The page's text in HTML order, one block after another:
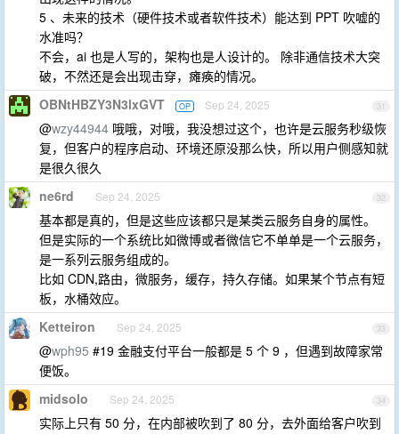
5 、未来的技术（硬件技术或者软件技术）能达到 PPT 吹嘘的
水准吗？
不会，ai 也是人写的，架构也是人设计的。 除非通信技术大突
破，不然还是会出现击穿，瘫痪的情况。
31
OBNtHBZY3N3lxGVT OP Sep 24, 2025
@wzy44944 哦哦，对哦，我没想过这个，也许是云服务秒级恢
复，但客户的程序启动、环境还原没那么快，所以用户侧感知就
是很久很久
32
ne6rd Sep 24, 2025
基本都是真的，但是这些应该都只是某类云服务自身的属性。
但是实际的一个系统比如微博或者微信它不单单是一个云服务，
是一系列云服务组成的。
比如 CDN,路由，微服务，缓存，持久存储。如果某个节点有短
板，水桶效应。
33
Ketteiron Sep 24, 2025
@wph95 #19 金融支付平台一般都是 5 个 9 ，但遇到故障家常
便饭。
34
midsolo Sep 24, 2025
实际上只有 50 分，在内部被吹到了 80 分，去外面给客户吹到